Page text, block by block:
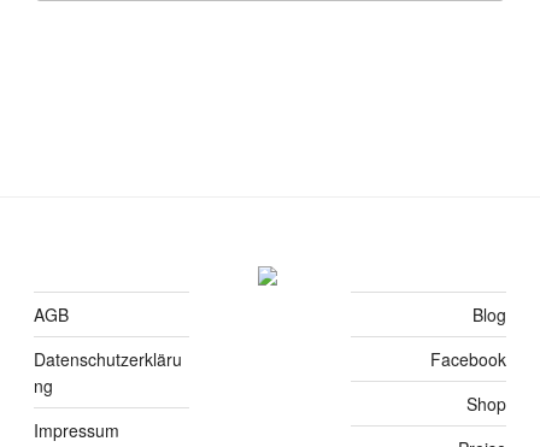
AGB
Datenschutzerkläru
ng
Impressum
Blog
Facebook
Shop